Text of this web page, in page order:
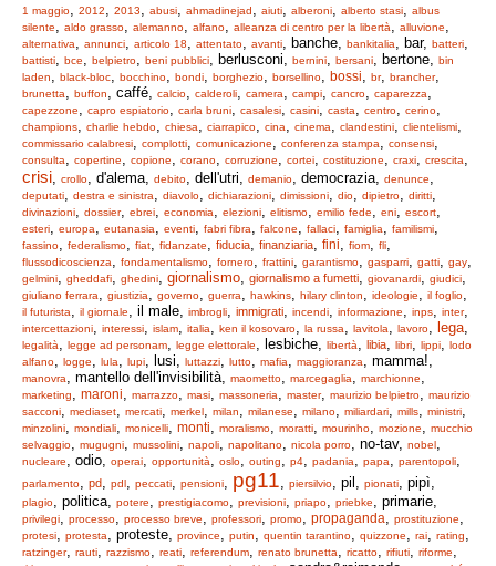
1 maggio, 2012, 2013, abusi, ahmadinejad, aiuti, alberoni, alberto stasi, albus
silente, aldo grasso, alemanno, alfano, alleanza di centro per la libertà, alluvione,
alternativa, annunci, articolo 18, attentato, avanti, banche, bankitalia, bar, batteri,
battisti, bce, belpietro, beni pubblici, berlusconi, bernini, bersani, bertone, bin
laden, black-bloc, bocchino, bondi, borghezio, borsellino, bossi, br, brancher,
brunetta, buffon, caffé, calcio, calderoli, camera, campi, cancro, caparezza,
capezzone, capro espiatorio, carla bruni, casalesi, casini, casta, centro, cerino,
champions, charlie hebdo, chiesa, ciarrapico, cina, cinema, clandestini, clientelismi,
commissario calabresi, complotti, comunicazione, conferenza stampa, consensi,
consulta, copertine, copione, corano, corruzione, cortei, costituzione, craxi, crescita,
crisi, crollo, d'alema, debito, dell'utri, demanio, democrazia, denunce,
deputati, destra e sinistra, diavolo, dichiarazioni, dimissioni, dio, dipietro, diritti,
divinazioni, dossier, ebrei, economia, elezioni, elitismo, emilio fede, eni, escort,
esteri, europa, eutanasia, eventi, fabri fibra, falcone, fallaci, famiglia, familismi,
fassino, federalismo, fiat, fidanzate, fiducia, finanziaria, fini, fiom, fli,
flussodicoscienza, fondamentalismo, fornero, frattini, garantismo, gasparri, gatti, gay,
gelmini, gheddafi, ghedini, giornalismo, giornalismo a fumetti, giovanardi, giudici,
giuliano ferrara, giustizia, governo, guerra, hawkins, hilary clinton, ideologie, il foglio,
il futurista, il giornale, il male, imbrogli, immigrati, incendi, informazione, inps, inter,
intercettazioni, interessi, islam, italia, ken il kosovaro, la russa, lavitola, lavoro, lega,
legalità, legge ad personam, legge elettorale, lesbiche, libertà, libia, libri, lippi, lodo
alfano, logge, lula, lupi, lusi, luttazzi, lutto, mafia, maggioranza, mamma!,
manovra, mantello dell'invisibilità, maometto, marcegaglia, marchionne,
marketing, maroni, marrazzo, masi, massoneria, master, maurizio belpietro, maurizio
sacconi, mediaset, mercati, merkel, milan, milanese, milano, miliardari, mills, ministri,
minzolini, mondiali, monicelli, monti, moralismo, moratti, mourinho, mozione, mucchio
selvaggio, mugugni, mussolini, napoli, napolitano, nicola porro, no-tav, nobel,
nucleare, odio, operai, opportunità, oslo, outing, p4, padania, papa, parentopoli,
parlamento, pd, pdl, peccati, pensioni, pg11, piersilvio, pil, pionati, pipì,
plagio, politica, potere, prestigiacomo, previsioni, priapo, priebke, primarie,
privilegi, processo, processo breve, professori, promo, propaganda, prostituzione,
protesi, protesta, proteste, province, putin, quentin tarantino, quizzone, rai, rating,
ratzinger, rauti, razzismo, reati, referendum, renato brunetta, ricatto, rifiuti, riforme,